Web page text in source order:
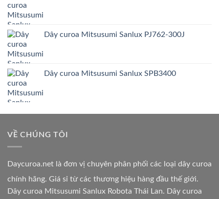
Dây curoa Mitsusumi Sanlux PJ762-300J
Dây curoa Mitsusumi Sanlux SPB3400
VỀ CHÚNG TÔI
Daycuroa.net là đơn vị chuyên phân phối các loại dây curoa
chính hãng. Giá sỉ từ các thương hiệu hàng đầu thế giới.
Dây curoa Mitsusumi Sanlux Robota Thái Lan. Dây curoa